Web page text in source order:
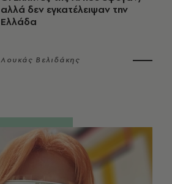
αλλά δεν εγκατέλειψαν την
Ελλάδα
Λουκάς Βελιδάκης